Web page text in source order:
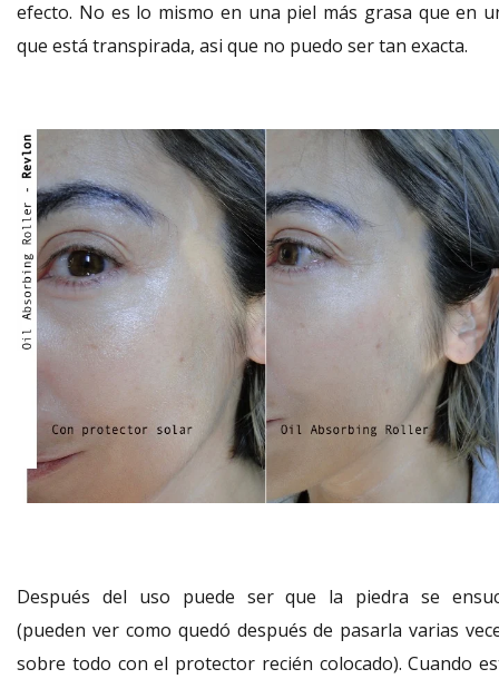
efecto. No es lo mismo en una piel más grasa que en
que está transpirada, asi que no puedo ser tan exacta.
Después del uso puede ser que la piedra se
(pueden ver como quedó después de pasarla varias
sobre todo con el protector recién colocado). Cuando